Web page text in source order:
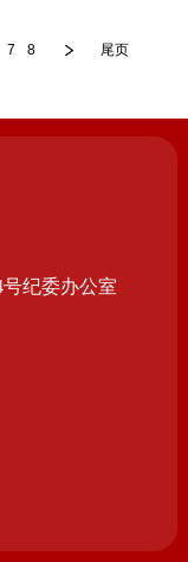
7 8 尾页
纪委办公室